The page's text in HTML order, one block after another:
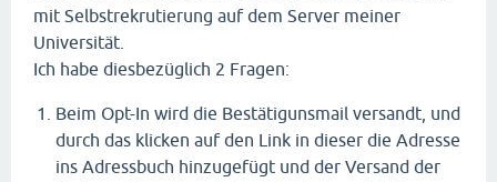
mit Selbstrekrutierung auf dem Server meiner
Universität.
Ich habe diesbezüglich 2 Fragen:
Beim Opt-In wird die Bestätigunsmail versandt, und
durch das klicken auf den Link in dieser die Adresse
ins Adressbuch hinzugefügt und der Versand der